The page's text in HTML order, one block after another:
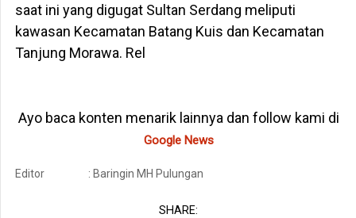
saat ini yang digugat Sultan Serdang meliputi
kawasan Kecamatan Batang Kuis dan Kecamatan
Tanjung Morawa. Rel
Ayo baca konten menarik lainnya dan follow kami di
Google News
Editor : Baringin MH Pulungan
SHARE: